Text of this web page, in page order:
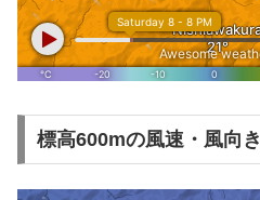
標高600mの風速・風向き